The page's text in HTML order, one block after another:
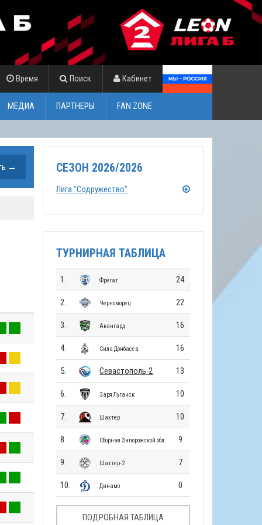
Время Поиск Кабинет
МЕДИА ПАРТНЕРЫ FAN ZONE
СЕЗОН 2026/2026
Лига "Содружество"
ТУРНИРНАЯ ТАБЛИЦА
1. Фрегат 24
2. Черноморец 22
3. Авангард 16
4. Сила Донбасса 16
5. Севастополь-2 13
6. Заря Луганск 10
7. Шахтёр 10
8. Сборная Запорожской обл. 9
9. Шахтёр-2 7
10. Динамо 0
ПОДРОБНАЯ ТАБЛИЦА